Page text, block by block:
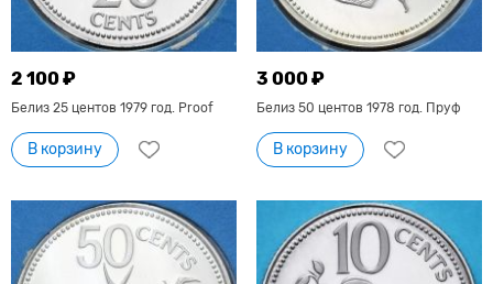
2 100 ₽
Белиз 25 центов 1979 год. Proof
В корзину
3 000 ₽
Белиз 50 центов 1978 год. Пруф
В корзину